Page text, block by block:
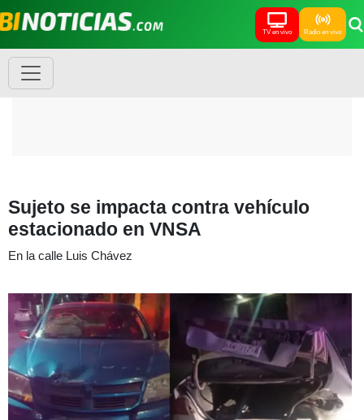
TV en vivo Radio en vivo
Sujeto se impacta contra vehículo
estacionado en VNSA
En la calle Luis Chávez